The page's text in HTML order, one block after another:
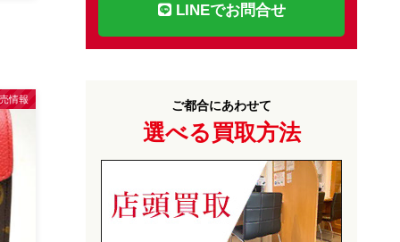
情報
LINEでお問合せ
ご都合にあわせて
選べる買取方法